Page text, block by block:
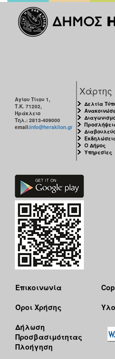
Αγίου Τίτου 1,
Τ.Κ. 71202,
Ηράκλειο
Τηλ.: 2813-409000
email:info@heraklion.gr
Χάρτης
Δελτία
Εκδηλώσεις
Ο Δήμος
Υπηρεσίες
Επικοινωνία
Όροι Χρήσης
Δήλωση
Προσβασιμότητας
Πλοήγηση